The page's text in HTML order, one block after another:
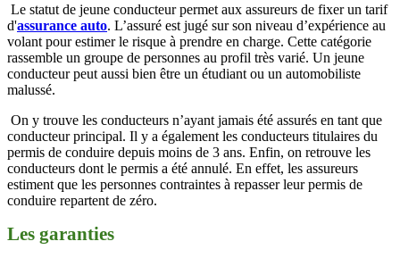
Le statut de jeune conducteur permet aux assureurs de fixer un tarif
d'assurance auto. L’assuré est jugé sur son niveau d’expérience au
volant pour estimer le risque à prendre en charge. Cette catégorie
rassemble un groupe de personnes au profil très varié. Un jeune
conducteur peut aussi bien être un étudiant ou un automobiliste
malussé.
On y trouve les conducteurs n’ayant jamais été assurés en tant que
conducteur principal. Il y a également les conducteurs titulaires du
permis de conduire depuis moins de 3 ans. Enfin, on retrouve les
conducteurs dont le permis a été annulé. En effet, les assureurs
estiment que les personnes contraintes à repasser leur permis de
conduire repartent de zéro.
Les garanties